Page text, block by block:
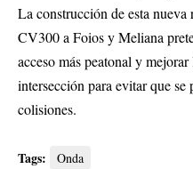
La construcción de esta nueva
CV300 a Foios y Meliana
acceso más peatonal y
intersección para evitar que se
colisiones.
Tags: Onda